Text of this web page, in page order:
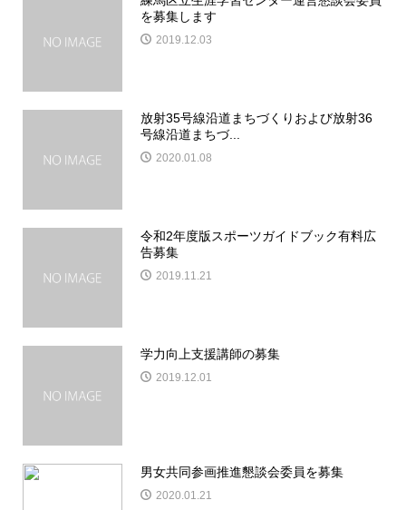
を募集します
2019.12.03
放射35号線沿道まちづくりおよび放射36
号線沿道まちづ...
2020.01.08
令和2年度版スポーツガイドブック有料広
告募集
2019.11.21
学力向上支援講師の募集
2019.12.01
男女共同参画推進懇談会委員を募集
2020.01.21